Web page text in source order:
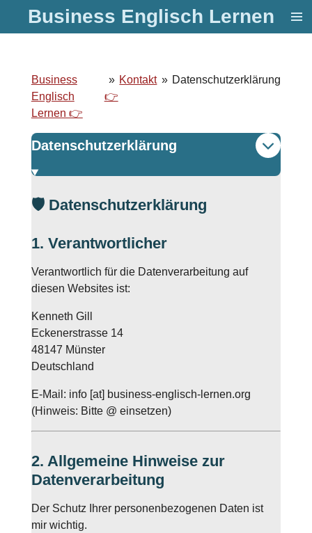
Hauptinhalt
Business Englisch Lernen
Business
Englisch
Lernen 👉
» Kontakt
👉
» Datenschutzerklärung
Datenschutzerklärung
🛡️ Datenschutzerklärung
1. Verantwortlicher
Verantwortlich für die Datenverarbeitung auf
diesen Websites ist:
Kenneth Gill
Eckenerstrasse 14
48147 Münster
Deutschland
E-Mail: info [at] business-englisch-lernen.org
(Hinweis: Bitte @ einsetzen)
2. Allgemeine Hinweise zur
Datenverarbeitung
Der Schutz Ihrer personenbezogenen Daten ist
mir wichtig.